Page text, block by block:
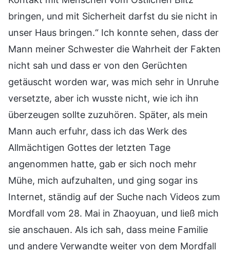
bringen, und mit Sicherheit darfst du sie nicht in
unser Haus bringen.“ Ich konnte sehen, dass der
Mann meiner Schwester die Wahrheit der Fakten
nicht sah und dass er von den Gerüchten
getäuscht worden war, was mich sehr in Unruhe
versetzte, aber ich wusste nicht, wie ich ihn
überzeugen sollte zuzuhören. Später, als mein
Mann auch erfuhr, dass ich das Werk des
Allmächtigen Gottes der letzten Tage
angenommen hatte, gab er sich noch mehr
Mühe, mich aufzuhalten, und ging sogar ins
Internet, ständig auf der Suche nach Videos zum
Mordfall vom 28. Mai in Zhaoyuan, und ließ mich
sie anschauen. Als ich sah, dass meine Familie
und andere Verwandte weiter von dem Mordfall